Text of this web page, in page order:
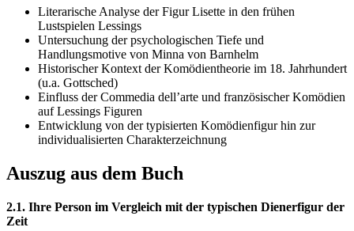
Literarische Analyse der Figur Lisette in den frühen
Lustspielen Lessings
Untersuchung der psychologischen Tiefe und
Handlungsmotive von Minna von Barnhelm
Historischer Kontext der Komödientheorie im 18. Jahrhundert
(u.a. Gottsched)
Einfluss der Commedia dell’arte und französischer Komödien
auf Lessings Figuren
Entwicklung von der typisierten Komödienfigur hin zur
individualisierten Charakterzeichnung
Auszug aus dem Buch
2.1. Ihre Person im Vergleich mit der typischen Dienerfigur der
Zeit